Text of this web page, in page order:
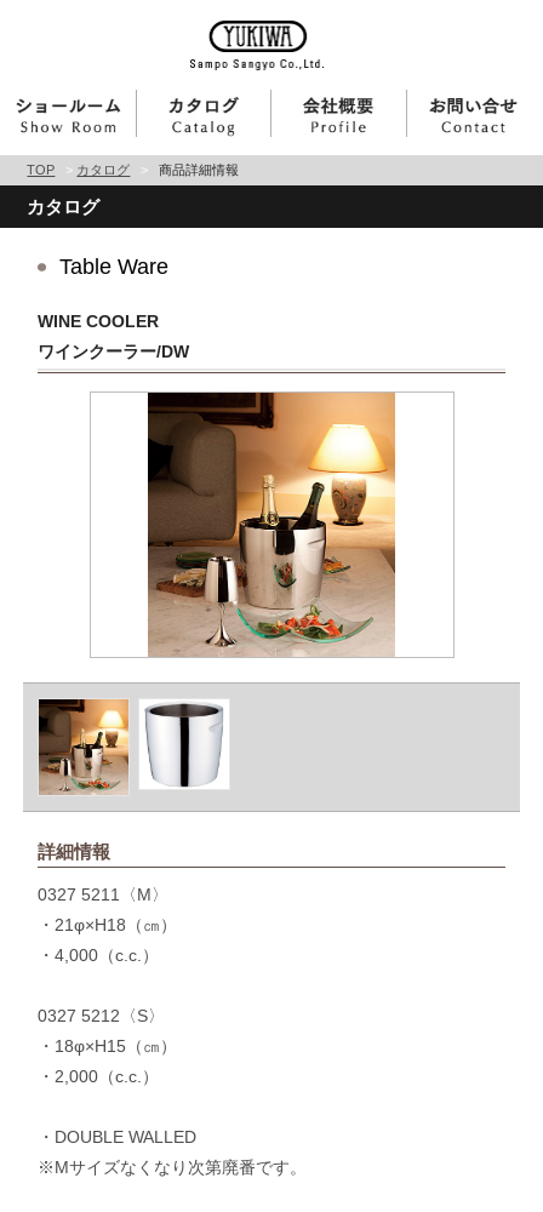
TOP > カタログ > 商品詳細情報
カタログ
Table Ware
WINE COOLER
ワインクーラー/DW
詳細情報
0327 5211〈M〉
・21φ×H18（㎝）
・4,000（c.c.）
0327 5212〈S〉
・18φ×H15（㎝）
・2,000（c.c.）
・DOUBLE WALLED
※Mサイズなくなり次第廃番です。